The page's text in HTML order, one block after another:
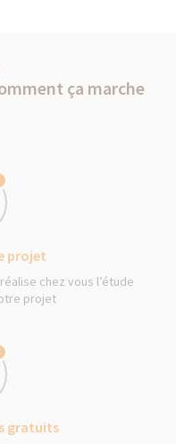
ça marche
projet
chez vous l’étude
projet
gratuits